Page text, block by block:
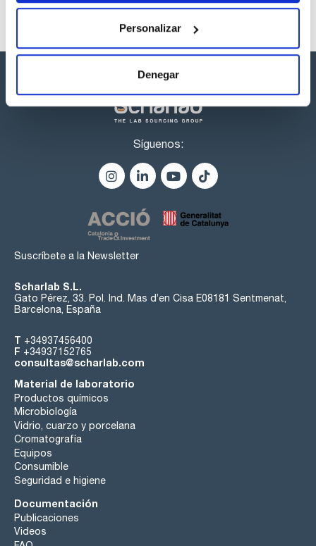
Personalizar
Denegar
Síguenos:
Suscríbete a la Newsletter
Scharlab S.L.
Gato Pérez, 33. Pol. Ind. Mas d’en Cisa E08181 Sentmenat,
Barcelona, España
T +34937456400
F +34937152765
consultas@scharlab.com
Material de laboratorio
Productos químicos
Microbiología
Vidrio, cuarzo y porcelana
Cromatografía
Equipos
Consumible
Seguridad e higiene
Documentación
Publicaciones
Videos